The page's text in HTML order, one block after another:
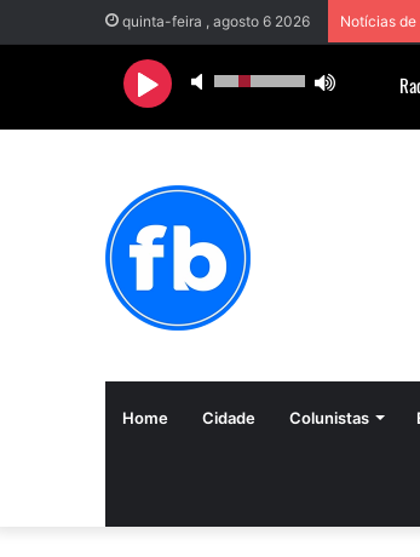
quinta-feira , agosto 6 2026 Notícias de
Home Cidade Colunistas